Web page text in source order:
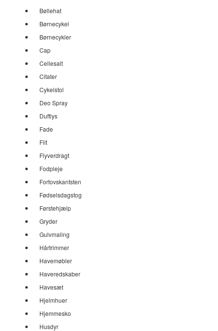
Bøllehat
Børnecykel
Børnecykler
Cap
Cellesalt
Citater
Cykelstol
Deo Spray
Duftlys
Fade
Filt
Flyverdragt
Fodpleje
Fortovskantsten
Fødselsdagstog
Førstehjælp
Gryder
Gulvmaling
Hårtrimmer
Havemøbler
Haveredskaber
Havesæt
Hjelmhuer
Hjemmesko
Husdyr